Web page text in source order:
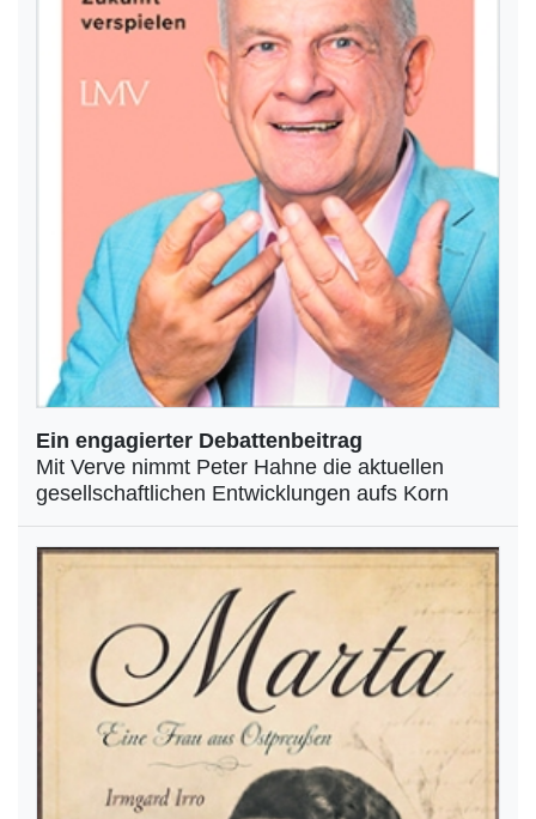
Ein engagierter Debattenbeitrag
Mit Verve nimmt Peter Hahne die aktuellen
gesellschaftlichen Entwicklungen aufs Korn